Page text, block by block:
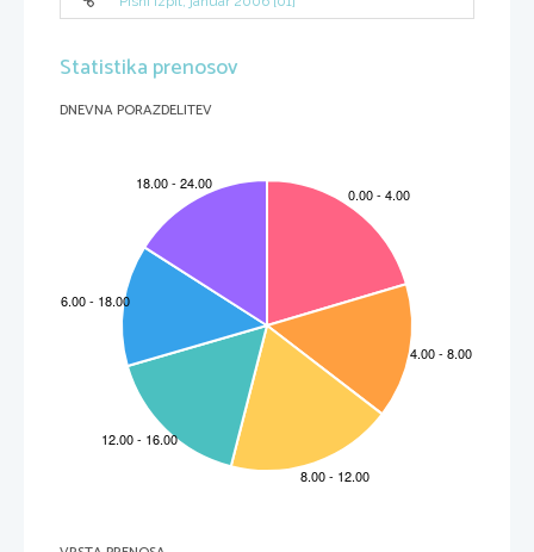
6
6
0
Statistika prenosov
DNEVNA PORAZDELITEV